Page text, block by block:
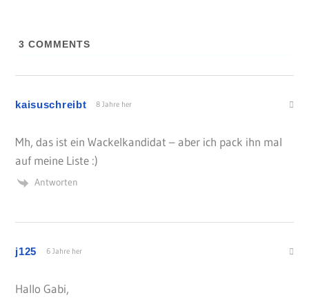
3 COMMENTS
kaisuschreibt 8 Jahre her
Mh, das ist ein Wackelkandidat – aber ich pack ihn mal
auf meine Liste :)
Antworten
j125 6 Jahre her
Hallo Gabi,